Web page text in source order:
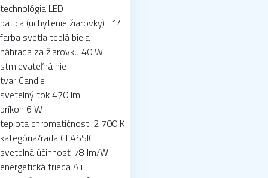
technológia LED
pätica (uchytenie žiarovky) E14
farba svetla teplá biela
náhrada za žiarovku 40 W
stmievateľná nie
tvar Candle
svetelný tok 470 lm
príkon 6 W
teplota chromatičnosti 2 700 K
kategória/rada CLASSIC
svetelná účinnosť 78 lm/W
energetická trieda A+